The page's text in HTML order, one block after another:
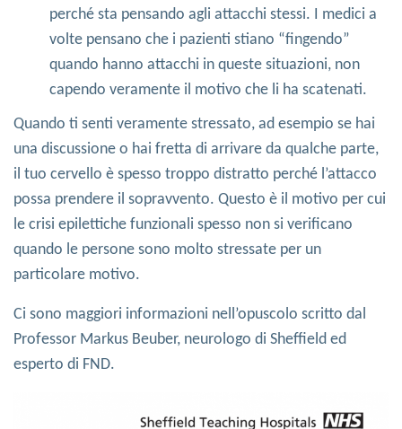
perché sta pensando agli attacchi stessi. I medici a
volte pensano che i pazienti stiano “fingendo”
quando hanno attacchi in queste situazioni, non
capendo veramente il motivo che li ha scatenati.
Quando ti senti veramente stressato, ad esempio se hai
una discussione o hai fretta di arrivare da qualche parte,
il tuo cervello è spesso troppo distratto perché l’attacco
possa prendere il sopravvento. Questo è il motivo per cui
le crisi epilettiche funzionali spesso non si verificano
quando le persone sono molto stressate per un
particolare motivo.
Ci sono maggiori informazioni nell’opuscolo scritto dal
Professor Markus Beuber, neurologo di Sheffield ed
esperto di FND.